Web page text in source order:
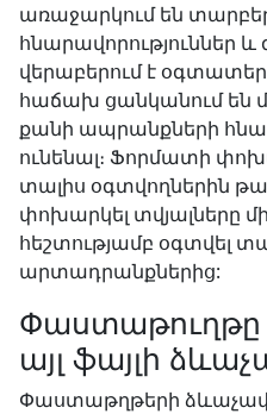
առաջարկում են
հնարավորություններ և
վերաբերում է
հաճախ ցանկանում են
քանի ապրանքների
ունենալ։ Ֆորմատի
տալիս օգտվողներին
փոխարկել տվյալները
հեշտությամբ օգտվել
արտադրանքներից:
այլ ֆայլի
Փաստաթղթերի